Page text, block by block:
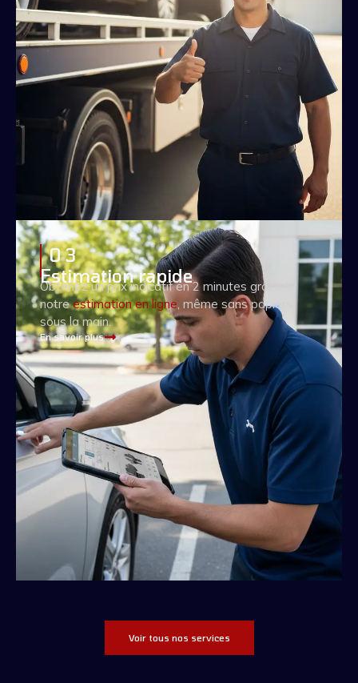
0 3
Estimation rapide
Obtenez un prix indicatif en 2 minutes grâce à
notreestimation en ligne , même sans papiers
sous la main.
En savoir plus
Voir tous nos services